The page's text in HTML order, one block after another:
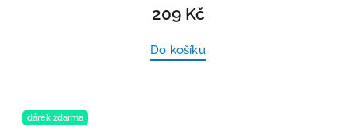
209 Kč
Do košíku
dárek zdarma